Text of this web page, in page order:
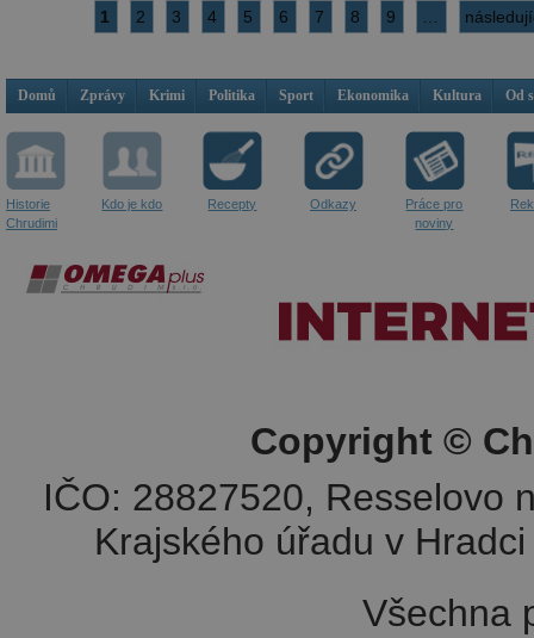
1 2 3 4 5 6 7 8 9
Domů Zprávy Krimi Politika Sport Ekonomika Kultura Od
Historie
Chrudimi
Kdo je kdo Recepty Odkazy
Práce pro
noviny
Copyright ©
IČO: 28827520, Resselovo
Krajského úřadu v
Všechna